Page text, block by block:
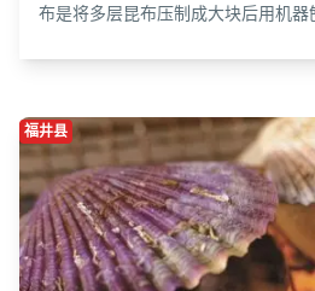
布是将多层昆布压制成大块后用机器
福井县